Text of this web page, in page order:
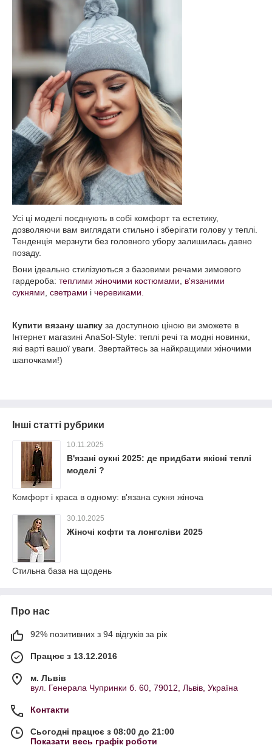
Усі ці моделі поєднують в собі комфорт та естетику,
дозволяючи вам виглядати стильно і зберігати голову у теплі.
Тенденція мерзнути без головного убору залишилась давно
позаду.
Вони ідеально стилізуються з базовими речами зимового
гардероба: теплими жіночими костюмами, в'язаними
сукнями, светрами і черевиками.
Купити вязану шапку за доступною ціною ви зможете в
Інтернет магазині AnaSol-Style: теплі речі та модні новинки,
які варті вашої уваги. Звертайтесь за найкращими жіночими
шапочками!)
Інші статті рубрики
10.11.2025
В'язані сукні 2025: де придбати якісні теплі
моделі ?
Комфорт і краса в одному: в'язана сукня жіноча
30.10.2025
Жіночі кофти та лонгсліви 2025
Стильна база на щодень
Про нас
92% позитивних з 94 відгуків за рік
Працює з 13.12.2016
м. Львів
вул. Генерала Чупринки б. 60, 79012, Львів, Україна
Контакти
Сьогодні працює з 08:00 до 21:00
Показати весь графік роботи